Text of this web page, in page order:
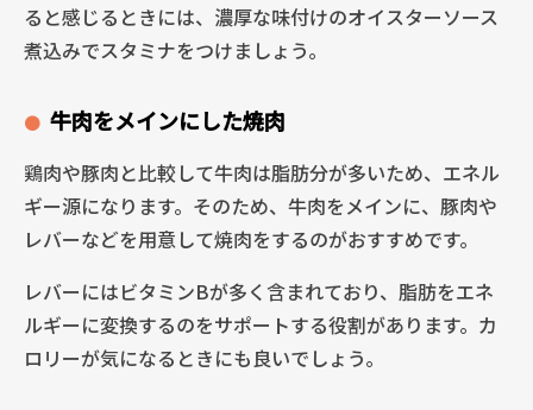
ると感じるときには、濃厚な味付けのオイスターソース
煮込みでスタミナをつけましょう。
牛肉をメインにした焼肉
鶏肉や豚肉と比較して牛肉は脂肪分が多いため、エネル
ギー源になります。そのため、牛肉をメインに、豚肉や
レバーなどを用意して焼肉をするのがおすすめです。
レバーにはビタミンBが多く含まれており、脂肪をエネ
ルギーに変換するのをサポートする役割があります。カ
ロリーが気になるときにも良いでしょう。